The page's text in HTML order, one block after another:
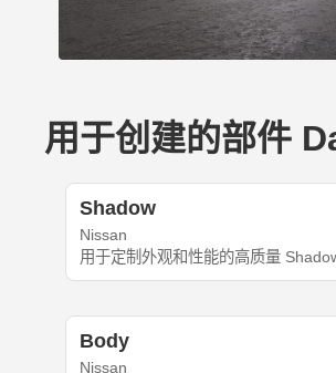
用于创建的部件
Shadow
Nissan
用于定制外观和性能的高质量 Shadow
Body
Nissan